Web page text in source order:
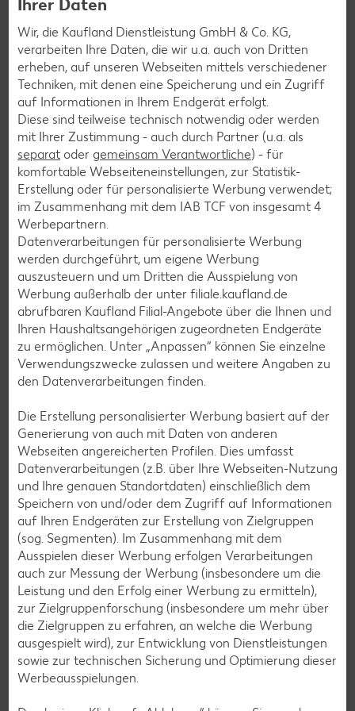
Maracujas häufig vor der Vollreife geerntet. 87 Prozent der
Weltproduktion stammen aus Brasilien und Ecuador. Durch
die verschiedenen Erntezeiten und die breiten
Anbaugebiete sind die Südfrüchte hierzulande das ganze
Jahr über erhältlich.
Lagerung
Lagerung von Maracujas
Willst du eine Maracuja nicht sofort essen, greife beim
Einkauf am besten zu den grünen bis gelb-grünen
Exemplaren. Früchte, deren Schale deutlich ins Grünliche
geht, dürfen noch eine Weile nachreifen, bis sie in einem
satten Gelbton strahlen. Dann tritt ihr Aroma stärker hervor.
Reife Maracujas halten sich bei kühler Lagerung etwa vier
bis fünf Tage, bevor sie verarbeitet werden sollten – zu
Maracujasaft oder einer sommerlichen Maracujatorte zum
Beispiel. Liegen sie zu lange, können sie von innen
Lagerung von Maracujas: Darauf solltest du achten:
Lagere die fruchtigen Exotinnen kühl. Zehn Grad gelten
als ideale Temperatur.
Ist die Maracuja noch nicht ganz reif, bewahre die
Frucht bei Zimmertemperatur oder in der Nähe von
Äpfeln auf. Sie sondern ein Gas ab, das den
Reifeprozess der Maracuja beschleunigt.
Spüre das Gewicht der Frucht: Fühlt sich eine Maracuja
sehr leicht an, weist das darauf hin, dass sie von innen
bereits ausgetrocknet sind.
Möchtest du Maracujas einfrieren, löffle das
Fruchtfleisch einfach aus der Schale, püriere es, gib das
Mus in einen Eiswürfelbehälter un dlege dieses ins
Tiefkühlfach. Dort hält sich die Südfrucht mehrere
Ihrer Daten
Wir, die Kaufland Dienstleistung GmbH & Co. KG,
verarbeiten Ihre Daten, die wir u.a. auch von Dritten
erheben, auf unseren Webseiten mittels verschiedener
Techniken, mit denen eine Speicherung und ein Zugriff
auf Informationen in Ihrem Endgerät erfolgt.
Diese sind teilweise technisch notwendig oder werden
mit Ihrer Zustimmung - auch durch Partner (u.a. als
separat oder gemeinsam Verantwortliche) - für
komfortable Webseiteneinstellungen, zur Statistik-
Erstellung oder für personalisierte Werbung verwendet;
im Zusammenhang mit dem IAB TCF von insgesamt 4
Werbepartnern.
Datenverarbeitungen für personalisierte Werbung
werden durchgeführt, um eigene Werbung
auszusteuern und um Dritten die Ausspielung von
Werbung außerhalb der unter filiale.kaufland.de
abrufbaren Kaufland Filial-Angebote über die Ihnen und
Ihren Haushaltsangehörigen zugeordneten Endgeräte
zu ermöglichen. Unter „Anpassen“ können Sie einzelne
Verwendungszwecke zulassen und weitere Angaben zu
den Datenverarbeitungen finden.
Die Erstellung personalisierter Werbung basiert auf der
Generierung von auch mit Daten von anderen
Webseiten angereicherten Profilen. Dies umfasst
Datenverarbeitungen (z.B. über Ihre Webseiten-Nutzung
und Ihre genauen Standortdaten) einschließlich dem
Speichern von und/oder dem Zugriff auf Informationen
auf Ihren Endgeräten zur Erstellung von Zielgruppen
(sog. Segmenten). Im Zusammenhang mit dem
Ausspielen dieser Werbung erfolgen Verarbeitungen
auch zur Messung der Werbung (insbesondere um die
Leistung und den Erfolg einer Werbung zu ermitteln),
zur Zielgruppenforschung (insbesondere um mehr über
die Zielgruppen zu erfahren, an welche die Werbung
ausgespielt wird), zur Entwicklung von Dienstleistungen
sowie zur technischen Sicherung und Optimierung dieser
Werbeausspielungen.